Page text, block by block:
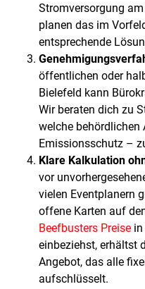
Stromversorgung
planen das im
entsprechende
öffentlichen oder
Bielefeld kann
Wir beraten dich zu
welche behördlichen
Emissionsschutz –
Klare Kalkulation
vor
vielen Eventplanern
offene Karten auf
Beefbusters Preise
einbeziehst, erhältst
Angebot, das alle
aufschlüsselt.